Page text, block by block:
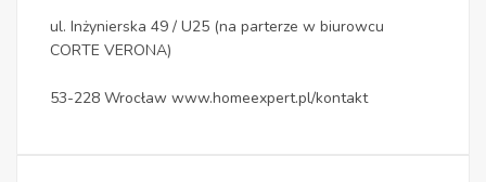
ul. Inżynierska 49 / U25 (na parterze w biurowcu
CORTE VERONA)
53-228 Wrocław www.homeexpert.pl/kontakt